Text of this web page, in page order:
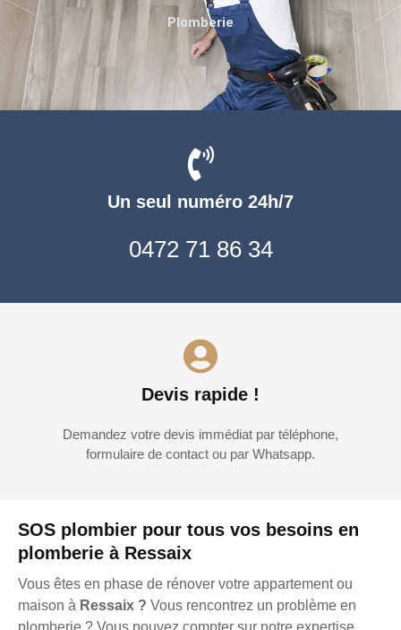
SOS plombier pour tous vos besoins en
plomberie à Ressaix
Vous êtes en phase de rénover votre appartement ou
maison à Ressaix ? Vous rencontrez un problème en
Un seul numéro 24h/7
0472 71 86 34
Devis rapide !
Demandez votre devis immédiat par téléphone,
formulaire de contact ou par Whatsapp.
Plomberie